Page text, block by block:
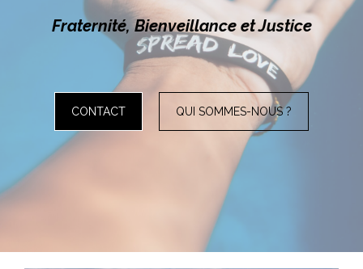
Fraternité, Bienveillance et Justice
CONTACT QUI SOMMES-NOUS ?